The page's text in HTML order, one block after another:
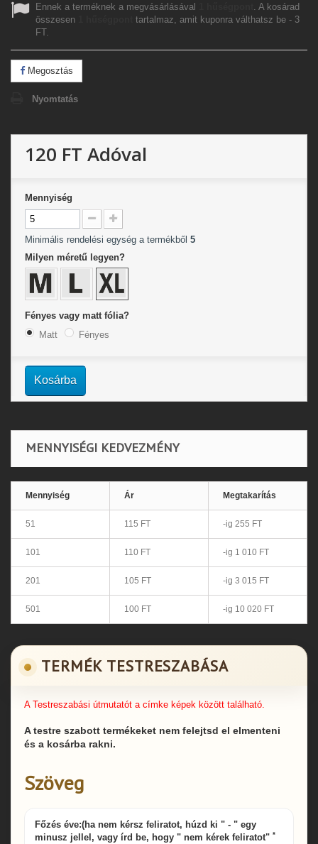
Ennek a terméknek a megvásárlásával
. A kosárad
összesen
tartalmaz, amit kuponra válthatsz be - 3
FT.
Megosztás
Nyomtatás
120 FT Adóval
Mennyiség
Minimális rendelési egység a termékből 5
Milyen méretű legyen?
Fényes vagy matt fólia?
Matt
Fényes
Kosárba
MENNYISÉGI KEDVEZMÉNY
Mennyiség Ár Megtakarítás
51 115 FT -ig 255 FT
101 110 FT -ig 1 010 FT
201 105 FT -ig 3 015 FT
501 100 FT -ig 10 020 FT
TERMÉK TESTRESZABÁSA
A Testreszabási útmutatót a címke képek között található.
A testre szabott termékeket nem felejtsd el elmenteni
és a kosárba rakni.
Szöveg
Főzés éve:(ha nem kérsz feliratot, húzd ki " - " egy
minusz jellel, vagy írd be, hogy " nem kérek feliratot" *